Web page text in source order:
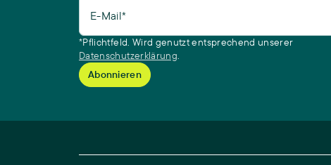
E-Mail*
*Pflichtfeld. Wird genutzt entsprechend unserer
Datenschutzerklärung.